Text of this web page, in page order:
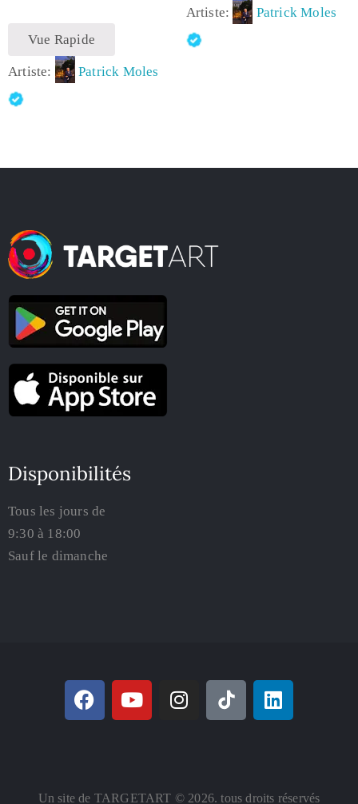
Vue Rapide
Artiste: Patrick Moles
Artiste: Patrick Moles
Disponibilités
Tous les jours de
9:30 à 18:00
Sauf le dimanche
Un site de TARGETART © 2026. tous droits réservés